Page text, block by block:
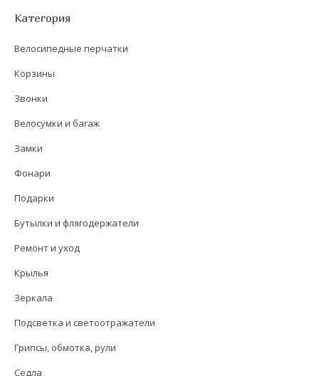
Категория
Велосипедные перчатки
Корзины
Звонки
Велосумки и багаж
Замки
Фонари
Подарки
Бутылки и флягодержатели
Ремонт и уход
Крылья
Зеркала
Подсветка и светоотражатели
Грипсы, обмотка, рули
Седла